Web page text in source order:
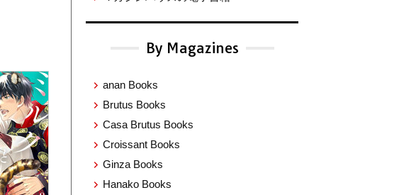
By Magazines
anan Books
Brutus Books
Casa Brutus Books
Croissant Books
Ginza Books
Hanako Books